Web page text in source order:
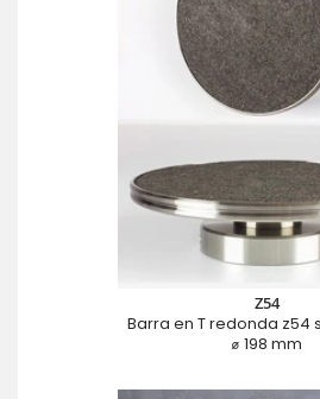
Z54
Barra en T redonda z54
⌀ 198 mm